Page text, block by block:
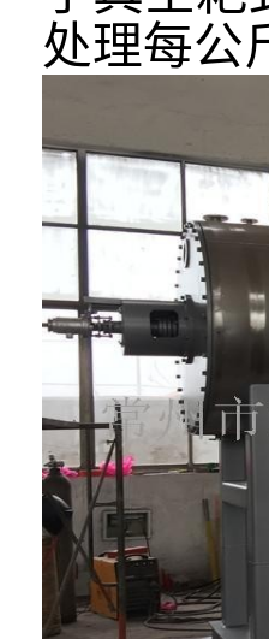
处理每公